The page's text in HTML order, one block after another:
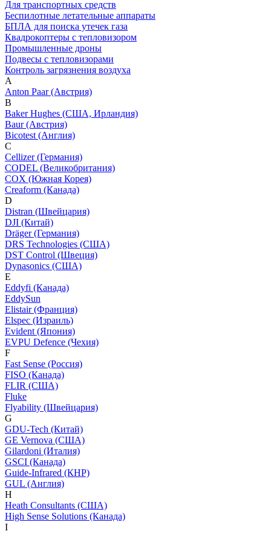
Для транспортных средств
Беспилотные летательные аппараты
БПЛА для поиска утечек газа
Квадрокоптеры с тепловизором
Промышленные дроны
Подвесы с тепловизорами
Контроль загрязнения воздуха
A
Anton Paar (Австрия)
B
Baker Hughes (США, Ирландия)
Baur (Австрия)
Bicotest (Англия)
C
Cellizer (Германия)
CODEL (Великобритания)
COX (Южная Корея)
Creaform (Канада)
D
Distran (Швейцария)
DJI (Китай)
Dräger (Германия)
DRS Technologies (США)
DST Control (Швеция)
Dynasonics (США)
E
Eddyfi (Канада)
EddySun
Elistair (Франция)
Elspec (Израиль)
Evident (Япония)
EVPU Defence (Чехия)
F
Fast Sense (Россия)
FISO (Канада)
FLIR (США)
Fluke
Flyability (Швейцария)
G
GDU-Tech (Китай)
GE Vernova (США)
Gilardoni (Италия)
GSCI (Канада)
Guide-Infrared (КНР)
GUL (Англия)
H
Heath Consultants (США)
High Sense Solutions (Канада)
I